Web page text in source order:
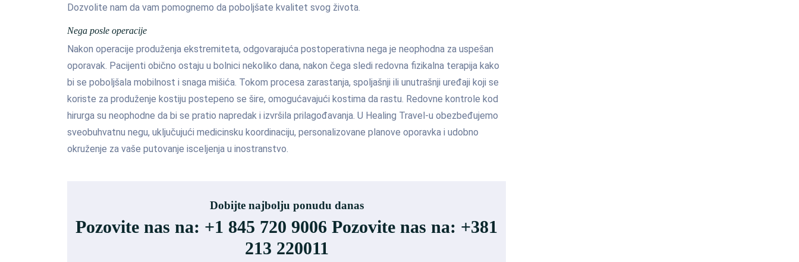
Dozvolite nam da vam pomognemo da poboljšate kvalitet svog života.
Nega posle operacije
Nakon operacije produženja ekstremiteta, odgovarajuća postoperativna nega je neophodna za uspešan
oporavak. Pacijenti obično ostaju u bolnici nekoliko dana, nakon čega sledi redovna fizikalna terapija kako
bi se poboljšala mobilnost i snaga mišića. Tokom procesa zarastanja, spoljašnji ili unutrašnji uređaji koji se
koriste za produženje kostiju postepeno se šire, omogućavajući kostima da rastu. Redovne kontrole kod
hirurga su neophodne da bi se pratio napredak i izvršila prilagođavanja. U Healing Travel-u obezbeđujemo
sveobuhvatnu negu, uključujući medicinsku koordinaciju, personalizovane planove oporavka i udobno
okruženje za vaše putovanje isceljenja u inostranstvo.
Dobijte najbolju ponudu danas
Pozovite nas na: +1 845 720 9006 Pozovite nas na: +381
213 220011